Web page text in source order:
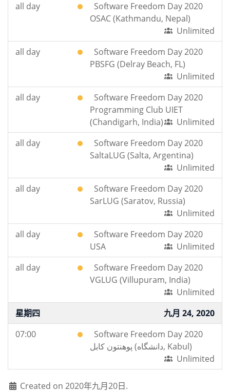
all day
Software Freedom Day 2020
OSAC (Kathmandu, Nepal)
Unlimited
all day
Software Freedom Day 2020
PBSFG (Delray Beach, FL)
Unlimited
all day
Software Freedom Day 2020
Programming Club UIET
(Chandigarh, India)
Unlimited
all day
Software Freedom Day 2020
SaltaLUG (Salta, Argentina)
Unlimited
all day
Software Freedom Day 2020
SarLUG (Saratov, Russia)
Unlimited
all day
Software Freedom Day 2020
USA
Unlimited
all day
Software Freedom Day 2020
VGLUG (Villupuram, India)
Unlimited
星期四
九月 24, 2020
07:00
Software Freedom Day 2020
پوهنتون کابل (دانشگاه, Kabul)
Unlimited
Created on 2020年九月20日.